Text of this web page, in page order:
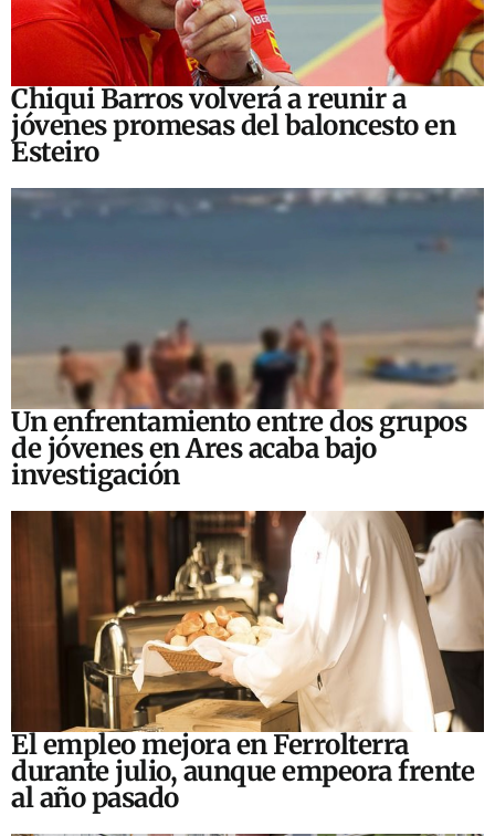
Chiqui Barros volverá a reunir a
jóvenes promesas del baloncesto en
Esteiro
Un enfrentamiento entre dos grupos
de jóvenes en Ares acaba bajo
investigación
El empleo mejora en Ferrolterra
durante julio, aunque empeora frente
al año pasado